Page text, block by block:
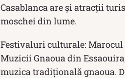
Casablanca are și atracții
moschei din lume.
Festivaluri culturale:
Muzicii Gnaoua din
muzica tradițională gnaoua.